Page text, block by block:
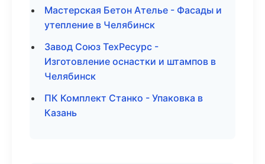
Мастерская Бетон Ателье - Фасады и
утепление в Челябинск
Завод Союз ТехРесурс -
Изготовление оснастки и штампов в
Челябинск
ПК Комплект Станко - Упаковка в
Казань